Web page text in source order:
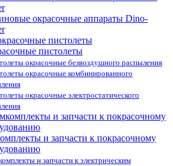
окрасочные аппараты Dino-
пистолеты
окрасочные безвоздушного распыления
окрасочные комбинированного
окрасочные электростатического
и запчасти к покрасочному
и запчасти к электрическим